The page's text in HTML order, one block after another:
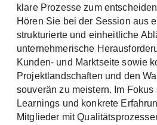
klare Prozesse zum
Hören Sie bei der Session aus
strukturierte und einheitliche
unternehmerische
Kunden- und Marktseite sowie
Projektlandschaften und den
souverän zu meistern. Im
Learnings und konkrete
Mitglieder mit